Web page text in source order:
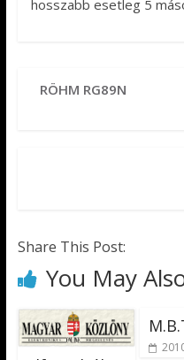
hosszabb esetleg 5
RÖHM RG89N
Share This Post:
You May